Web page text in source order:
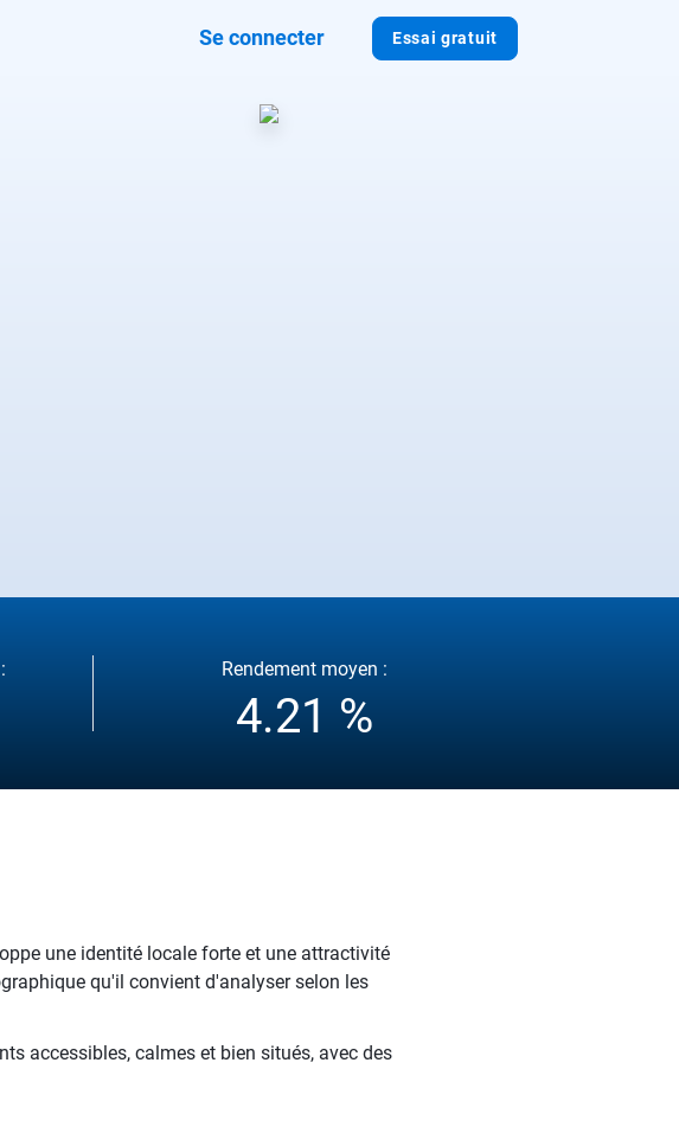
Essai gratuit
Se connecter
Rendement moyen :
4.21 %
une identité locale forte et une attractivité
qu'il convient d'analyser selon les
accessibles, calmes et bien situés, avec des